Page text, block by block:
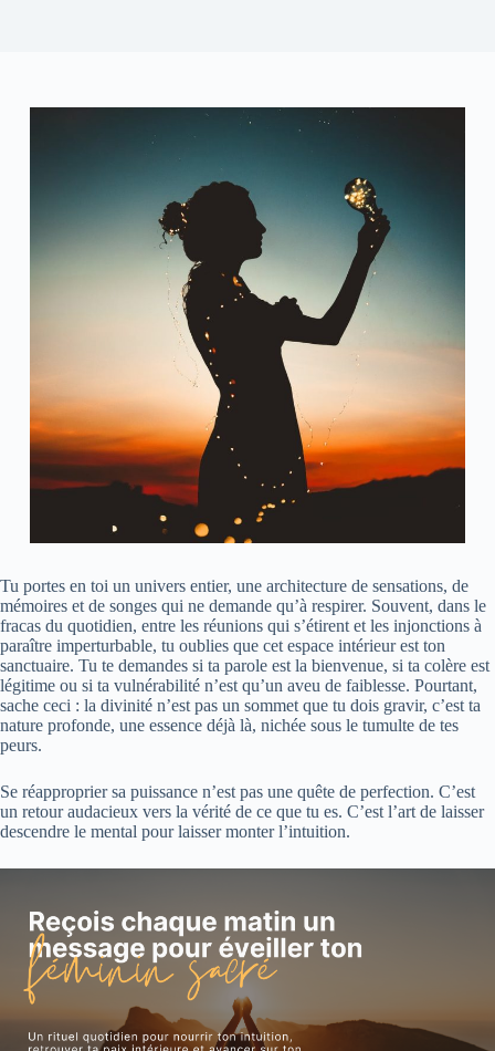
Tu portes en toi un univers entier, une architecture de sensations, de
mémoires et de songes qui ne demande qu’à respirer. Souvent, dans le
fracas du quotidien, entre les réunions qui s’étirent et les injonctions à
paraître imperturbable, tu oublies que cet espace intérieur est ton
sanctuaire. Tu te demandes si ta parole est la bienvenue, si ta colère est
légitime ou si ta vulnérabilité n’est qu’un aveu de faiblesse. Pourtant,
sache ceci : la divinité n’est pas un sommet que tu dois gravir, c’est ta
nature profonde, une essence déjà là, nichée sous le tumulte de tes
peurs.
Se réapproprier sa puissance n’est pas une quête de perfection. C’est
un retour audacieux vers la vérité de ce que tu es. C’est l’art de laisser
descendre le mental pour laisser monter l’intuition.